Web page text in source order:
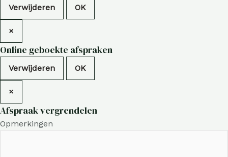
Verwijderen OK
×
Online geboekte afspraken
Verwijderen OK
×
Afspraak vergrendelen
Opmerkingen